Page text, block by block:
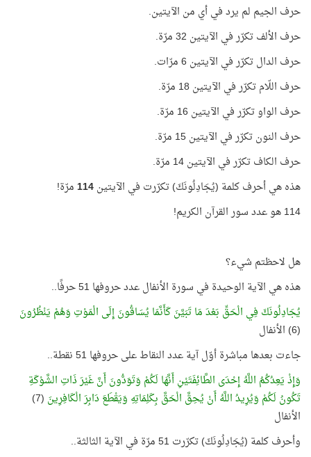
حرف الجيم لم يرد في أي من الآيتين.
حرف الألف تكرّر في الآيتين 32 مرّة.
حرف الدال تكرّر في الآيتين 6 مرّات.
حرف اللّام تكرّر في الآيتين 18 مرّة.
حرف الواو تكرّر في الآيتين 16 مرّة.
حرف النون تكرّر في الآيتين 15 مرّة.
حرف الكاف تكرّر في الآيتين 14 مرّة.
هذه هي أحرف كلمة (يُجَادِلُونَكَ) تكرّرت في الآيتين114مرّة!
114 هو عدد سور القرآن الكريم!
هل لاحظتم شيء؟
هذه هي الآية الوحيدة في سورة الأنفال عدد حروفها 51 حرفًا..
يُجَادِلُونَكَ فِي الْحَقِّ بَعْدَ مَا تَبَيَّنَ كَأَنَّمَا يُسَاقُونَ إِلَى الْمَوْتِ وَهُمْ يَنْظُرُونَ
(6) الأنفال
جاءت بعدها مباشرة أوّل آية عدد النقاط على حروفها 51 نقطة..
وَإِذْ يَعِدُكُمُ اللَّهُ إِحْدَى الطَّائِفَتَيْنِ أَنَّهَا لَكُمْ وَتَوَدُّونَ أَنَّ غَيْرَ ذَاتِ الشَّوْكَةِ
تَكُونُ لَكُمْ وَيُرِيدُ اللَّهُ أَنْ يُحِقَّ الْحَقَّ بِكَلِمَاتِهِ وَيَقْطَعَ دَابِرَ الْكَافِرِينَ
(7)
الأنفال
وأحرف كلمة (يُجَادِلُونَكَ) تكرّرت 51 مرّة في الآية الثالثة..